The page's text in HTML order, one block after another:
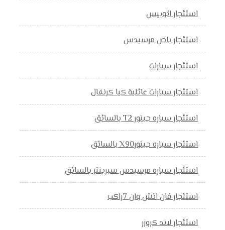
استئجار اتوبيس
استئجار باص مرسيدس
استئجار سيارات
استئجار سيارات عائلية كيا كرنفال
استئجار سياره جيتور T2 بالسائق
استئجار سياره جيتورX90 بالسائق
استئجار سياره مرسيدس سبرينتر بالسائق
استئجار فان اتش وان 7راكب
استئجار لاند كروزر